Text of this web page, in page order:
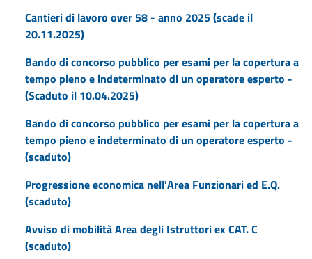
Cantieri di lavoro over 58 - anno 2025 (scade il
20.11.2025)
Bando di concorso pubblico per esami per la copertura a
tempo pieno e indeterminato di un operatore esperto -
(Scaduto il 10.04.2025)
Bando di concorso pubblico per esami per la copertura a
tempo pieno e indeterminato di un operatore esperto -
(scaduto)
Progressione economica nell'Area Funzionari ed E.Q.
(scaduto)
Avviso di mobilità Area degli Istruttori ex CAT. C
(scaduto)